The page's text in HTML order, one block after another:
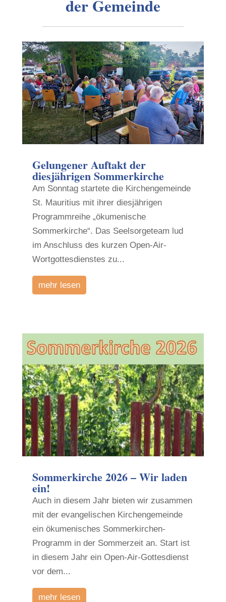
der Gemeinde
Gelungener Auftakt der
diesjährigen Sommerkirche
Am Sonntag startete die Kirchengemeinde
St. Mauritius mit ihrer diesjährigen
Programmreihe „ökumenische
Sommerkirche“. Das Seelsorgeteam lud
im Anschluss des kurzen Open-Air-
Wortgottesdienstes zu...
mehr lesen
Sommerkirche 2026 – Wir laden
ein!
Auch in diesem Jahr bieten wir zusammen
mit der evangelischen Kirchengemeinde
ein ökumenisches Sommerkirchen-
Programm in der Sommerzeit an. Start ist
in diesem Jahr ein Open-Air-Gottesdienst
vor dem...
mehr lesen